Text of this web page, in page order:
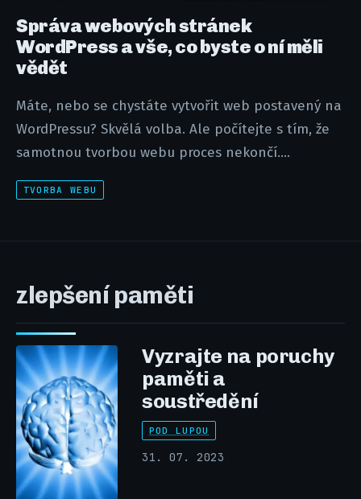
Správa webových stránek
WordPress a vše, co byste o ní měli
vědět
Máte, nebo se chystáte vytvořit web postavený na
WordPressu? Skvělá volba. Ale počítejte s tím, že
samotnou tvorbou webu proces nekončí....
TVORBA WEBU
zlepšení paměti
Vyzrajte na poruchy
paměti a
soustředění
POD LUPOU
31. 07. 2023